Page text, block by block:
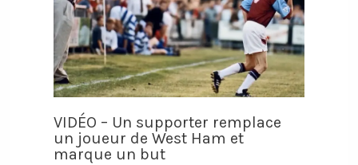
VIDÉO – Un supporter remplace
un joueur de West Ham et
marque un but